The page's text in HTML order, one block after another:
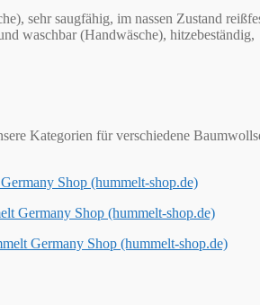
sehr saugfähig, im nassen Zustand
waschbar (Handwäsche), hitzebeständig,
Kategorien für verschiedene
Shop (hummelt-shop.de)
Germany Shop (hummelt-shop.de)
Germany Shop (hummelt-shop.de)